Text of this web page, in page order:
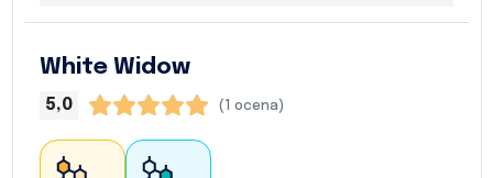
White Widow
5,0 (1 ocena)